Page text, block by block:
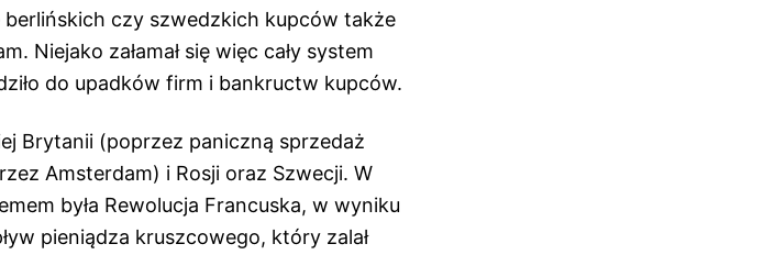
berlińskich czy szwedzkich kupców także
Niejako załamał się więc cały system
do upadków firm i bankructw kupców.
Brytanii (poprzez paniczną sprzedaż
Amsterdam) i Rosji oraz Szwecji. W
była Rewolucja Francuska, w wyniku
pieniądza kruszcowego, który zalał